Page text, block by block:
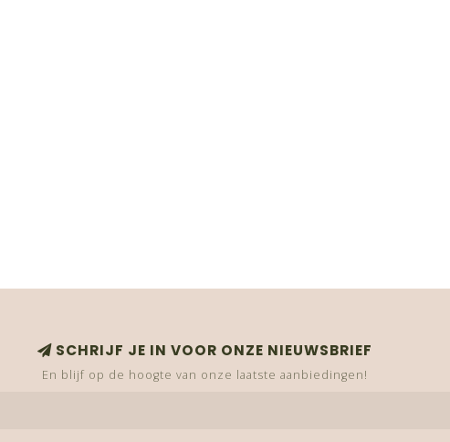
SCHRIJF JE IN VOOR ONZE NIEUWSBRIEF
En blijf op de hoogte van onze laatste aanbiedingen!